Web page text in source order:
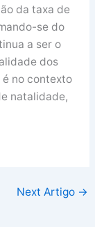
da taxa de
se do
a ser o
dos
é no contexto
natalidade,
Next Artigo →